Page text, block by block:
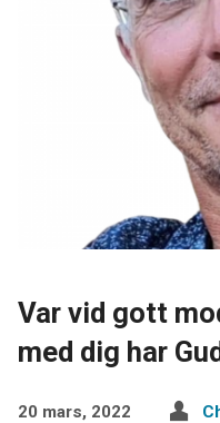
Var vid gott
med dig har
20 mars, 2022